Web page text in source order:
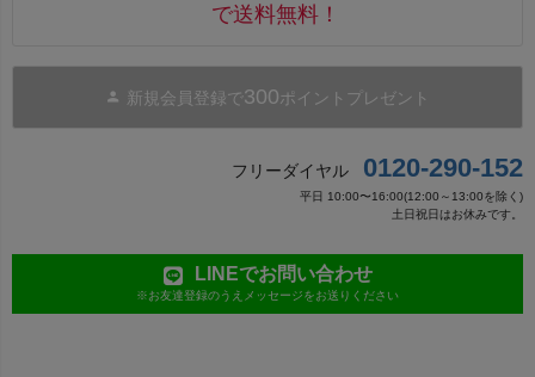
で送料無料！
新規会員登録で300ポイントプレゼント
フリーダイヤル 0120-290-152
平日 10:00〜16:00(12:00～13:00を除く)
土日祝日はお休みです。
LINEでお問い合わせ
※お友達登録のうえメッセージをお送りください